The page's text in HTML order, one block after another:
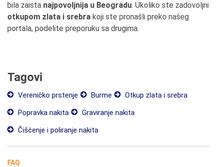
bila zaista najpovoljnija u Beogradu. Ukoliko ste zadovoljni
otkupom zlata i srebra koji ste pronašli preko našeg
portala, podelite preporuku sa drugima.
Tagovi
Vereničko prstenje Burme
Otkup zlata i srebra
Popravka nakita
Graviranje nakita
Čišćenje i poliranje nakita
FAQ